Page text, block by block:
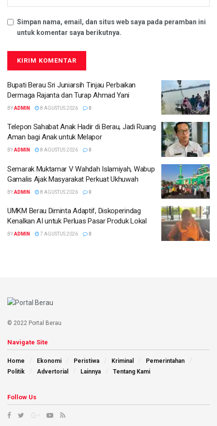
Simpan nama, email, dan situs web saya pada peramban ini
untuk komentar saya berikutnya.
Bupati Berau Sri Juniarsih Tinjau Perbaikan
Dermaga Rajanta dan Turap Ahmad Yani
BYADMIN 8 AGUSTUS 2026 0
Telepon Sahabat Anak Hadir di Berau, Jadi Ruang
Aman bagi Anak untuk Melapor
BYADMIN 8 AGUSTUS 2026 0
Semarak Muktamar V Wahdah Islamiyah, Wabup
Gamalis Ajak Masyarakat Perkuat Ukhuwah
BYADMIN 8 AGUSTUS 2026 0
UMKM Berau Diminta Adaptif, Diskoperindag
Kenalkan AI untuk Perluas Pasar Produk Lokal
BYADMIN 7 AGUSTUS 2026 0
© 2022 Portal Berau
Navigate Site
Home Ekonomi Peristiwa Kriminal
Pemerintahan
Politik
Advertorial Lainnya Tentang Kami
Follow Us